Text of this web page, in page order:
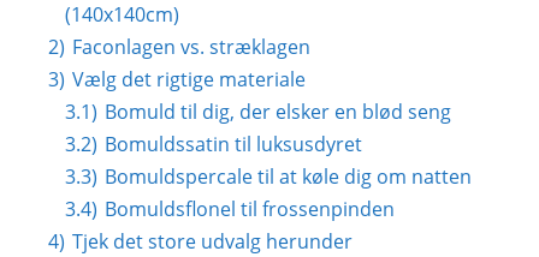
(140x140cm)
2) Faconlagen vs. stræklagen
3) Vælg det rigtige materiale
3.1) Bomuld til dig, der elsker en blød seng
3.2) Bomuldssatin til luksusdyret
3.3) Bomuldspercale til at køle dig om natten
3.4) Bomuldsflonel til frossenpinden
4) Tjek det store udvalg herunder